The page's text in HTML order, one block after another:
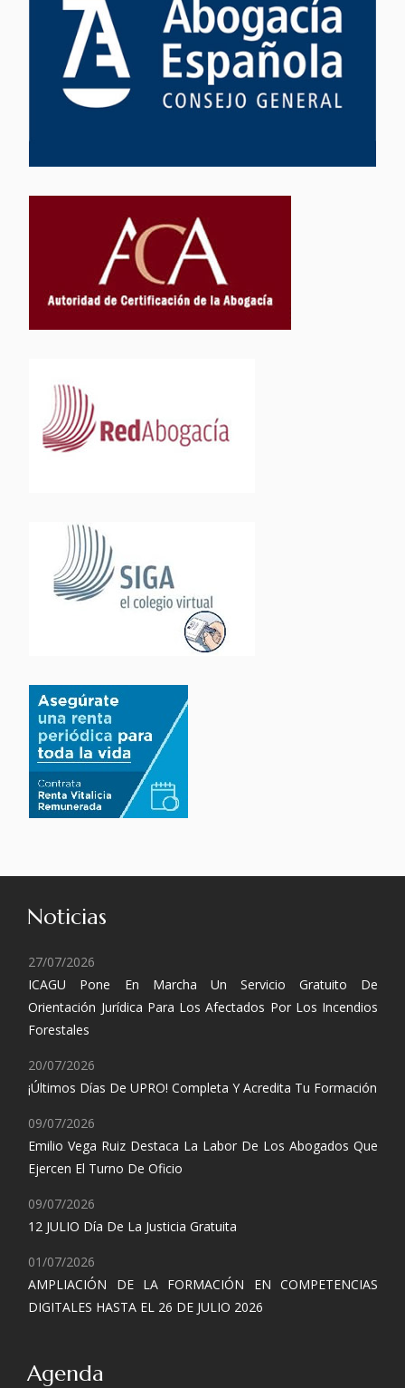
Noticias
27/07/2026
ICAGU Pone En Marcha Un Servicio Gratuito De
Orientación Jurídica Para Los Afectados Por Los Incendios
Forestales
20/07/2026
¡Últimos Días De UPRO! Completa Y Acredita Tu Formación
09/07/2026
Emilio Vega Ruiz Destaca La Labor De Los Abogados Que
Ejercen El Turno De Oficio
09/07/2026
12 JULIO Día De La Justicia Gratuita
01/07/2026
AMPLIACIÓN DE LA FORMACIÓN EN COMPETENCIAS
DIGITALES HASTA EL 26 DE JULIO 2026
Agenda